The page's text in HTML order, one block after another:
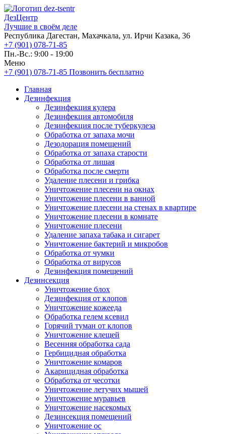
ДезЦентр
Лучшие в своём деле
Республика Дагестан, Махачкала, ул. Ирчи Казака, 36
+7 (901) 078-71-85
Пн.-Вс.: 9:00 - 19:00
Меню
+7 (901) 078-71-85 Позвонить бесплатно
Главная
Дезинфекция
Дезинфекция кулера
Дезинфекция автомобиля
Дезинфекция после туберкулеза
Обработка от запаха мочи
Дезодорация помещений
Обработка от запаха старости
Обработка от лишая
Обработка после смерти
Удаление плесени и грибка
Уничтожение плесени на окнах
Уничтожение плесени в ванной
Уничтожение плесени на стенах в квартире
Уничтожение плесени в комнате
Уничтожение плесени
Удаление запаха табака и сигарет
Уничтожение бактерий и микробов
Обработка от чумки
Обработка от вирусов
Дезинфекция помещений
Дезинсекция
Уничтожение блох
Дезинфекция от клопов
Уничтожение кожееда
Обработка гелем ксевил
Горячий туман от клопов
Уничтожение клещей
Весенняя обработка сада
Гербицидная обработка
Уничтожение комаров
Акарицидная обработка
Обработка от чесотки
Уничтожение летучих мышей
Уничтожение муравьев
Уничтожение насекомых
Дезинсекция помещений
Уничтожение ос